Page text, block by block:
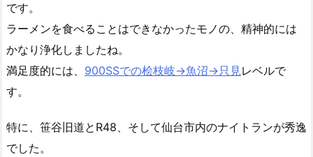
です。
ラーメンを食べることはできなかったモノの、精神的には
かなり浄化しましたね。
満足度的には、 900SSでの桧枝岐→魚沼→只見レベルで
す。
特に、笹谷旧道とR48、そして仙台市内のナイトランが秀逸
でした。